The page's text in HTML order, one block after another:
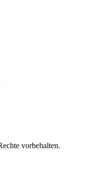
vorbehalten.